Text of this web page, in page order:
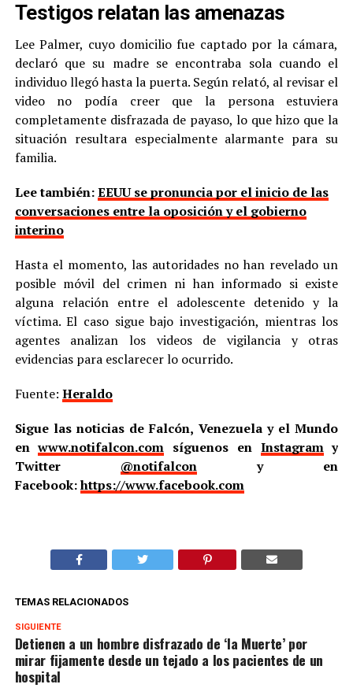
Testigos relatan las amenazas
Lee Palmer, cuyo domicilio fue captado por la cámara,
declaró que su madre se encontraba sola cuando el
individuo llegó hasta la puerta. Según relató, al revisar el
video no podía creer que la persona estuviera
completamente disfrazada de payaso, lo que hizo que la
situación resultara especialmente alarmante para su
familia.
Lee también:EEUU se pronuncia por el inicio de las
conversaciones entre la oposición y el gobierno
interino
Hasta el momento, las autoridades no han revelado un
posible móvil del crimen ni han informado si existe
alguna relación entre el adolescente detenido y la
víctima. El caso sigue bajo investigación, mientras los
agentes analizan los videos de vigilancia y otras
evidencias para esclarecer lo ocurrido.
Fuente: Heraldo
Sigue las noticias de Falcón, Venezuela y el Mundo
enwww.notifalcon.com síguenos en Instagramy
Twitter @notifalcony en
Facebook:https://www.facebook.com
TEMAS RELACIONADOS
SIGUIENTE
Detienen a un hombre disfrazado de ‘la Muerte’ por
mirar fijamente desde un tejado a los pacientes de un
hospital